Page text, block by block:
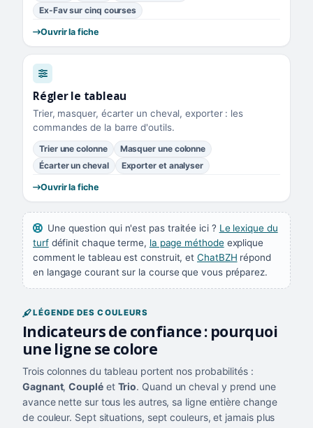
Ex-Fav sur cinq courses
Ouvrir la fiche
Régler le tableau
Trier, masquer, écarter un cheval, exporter : les
commandes de la barre d'outils.
Trier une colonne
Masquer une colonne
Écarter un cheval
Exporter et analyser
Ouvrir la fiche
Une question qui n'est pas traitée ici ? Le lexique du
turfdéfinit chaque terme, la page méthodeexplique
comment le tableau est construit, etChatBZH répond
en langage courant sur la course que vous préparez.
LÉGENDE DES COULEURS
Indicateurs de confiance : pourquoi
une ligne se colore
Trois colonnes du tableau portent nos probabilités :
Gagnant,Coupléet Trio. Quand un cheval y prend une
avance nette sur tous les autres, sa ligne entière change
de couleur. Sept situations, sept couleurs, et jamais plus